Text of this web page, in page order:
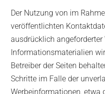
Der Nutzung von im
veröffentlichten
ausdrücklich angeforderter
Informationsmaterialien
Betreiber der Seiten
Schritte im Falle der
Werbeinformationen, etwa